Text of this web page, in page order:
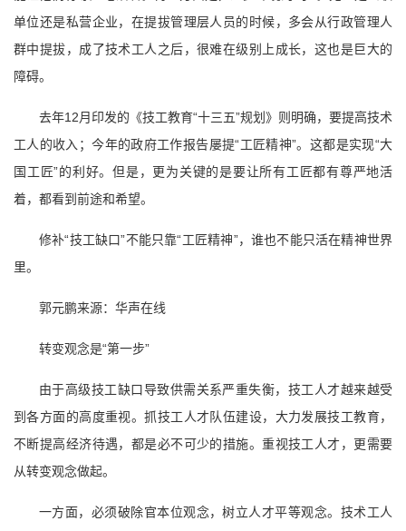
单位还是私营企业，在提拔管理层人员的时候，多会从行政管理人
群中提拔，成了技术工人之后，很难在级别上成长，这也是巨大的
障碍。
去年12月印发的《技工教育“十三五”规划》则明确，要提高技术
工人的收入；今年的政府工作报告屡提“工匠精神”。这都是实现“大
国工匠”的利好。但是，更为关键的是要让所有工匠都有尊严地活
着，都看到前途和希望。
修补“技工缺口”不能只靠“工匠精神”，谁也不能只活在精神世界
里。
郭元鹏来源：华声在线
转变观念是“第一步”
由于高级技工缺口导致供需关系严重失衡，技工人才越来越受
到各方面的高度重视。抓技工人才队伍建设，大力发展技工教育，
不断提高经济待遇，都是必不可少的措施。重视技工人才，更需要
从转变观念做起。
一方面，必须破除官本位观念，树立人才平等观念。技术工人